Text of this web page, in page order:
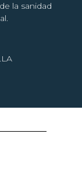
la sanidad